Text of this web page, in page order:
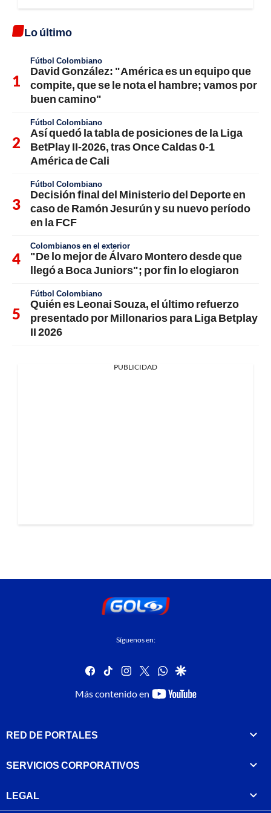
Lo último
Fútbol Colombiano
David González: "América es un equipo que
compite, que se le nota el hambre; vamos por
buen camino"
Fútbol Colombiano
Así quedó la tabla de posiciones de la Liga
BetPlay II-2026, tras Once Caldas 0-1
América de Cali
Fútbol Colombiano
Decisión final del Ministerio del Deporte en
caso de Ramón Jesurún y su nuevo período
en la FCF
Colombianos en el exterior
"De lo mejor de Álvaro Montero desde que
llegó a Boca Juniors"; por fin lo elogiaron
Fútbol Colombiano
Quién es Leonai Souza, el último refuerzo
presentado por Millonarios para Liga Betplay
II 2026
PUBLICIDAD
Síguenos en:
facebook
tiktok instagram
twitterwhatsapp
google
Más contenido en
youtube-
RED DE PORTALES
SERVICIOS CORPORATIVOS
LEGAL